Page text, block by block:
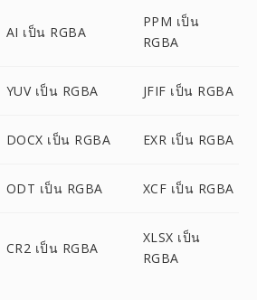
AI เป็น RGBA
PPM เป็น
RGBA
YUV เป็น RGBA JFIF เป็น RGBA
DOCX เป็น RGBA EXR เป็น RGBA
ODT เป็น RGBA XCF เป็น RGBA
CR2 เป็น RGBA
XLSX เป็น
RGBA